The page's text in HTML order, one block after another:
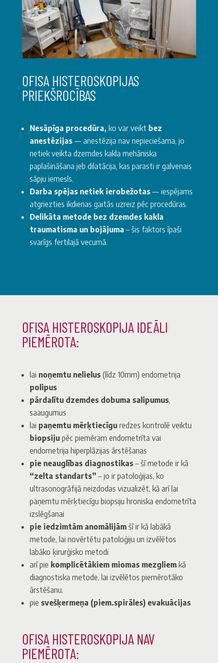
OFISA HISTEROSKOPIJAS
PRIEKŠROCĪBAS
Nesāpīga procedūra, ko var veikt bez
anestēzijas— anestēzija nav nepieciešama, jo
netiek veikta dzemdes kakla mehāniska
paplašināšana jeb dilatācija, kas parasti ir galvenais
sāpju iemesls.
Darba spējas netiek ierobežotas— iespējams
atgriezties ikdienas gaitās uzreiz pēc procedūras.
Delikāta metode bez dzemdes kakla
traumatisma un bojājuma – šis faktors īpaši
svarīgs fertilajā vecumā.
OFISA HISTEROSKOPIJA IDEĀLI
PIEMĒROTA:
lai noņemtu nelielus(līdz 10mm) endometrija
polipus
pārdalītu dzemdes dobuma salipumus,
saaugumus
lai paņemtu mērķtiecīguredzes kontrolē veiktu
biopsijupēc piemēram endometrīta vai
endometrija hiperplāzijas ārstēšanas
pie neauglības diagnostikas– šī metode ir kā
“zelta standarts” – jo ir patoloģijas, ko
ultrasonogrāfijā neizdodas vizualizēt, kā arī lai
paņemtu mērķtiecīgu biopsiju hroniska endometrīta
izslēgšanai
pie iedzimtām anomālijāmšī ir kā labākā
metode, lai novērtētu patoloģiju un izvēlētos
labāko ķirurģisko metodi
arī pie komplicētākiem miomas mezgliemkā
diagnostiska metode, lai izvēlētos piemērotāko
ārstēšanu.
pie svešķermeņa (piem.spirāles) evakuācijas
OFISA HISTEROSKOPIJA NAV
PIEMĒROTA: